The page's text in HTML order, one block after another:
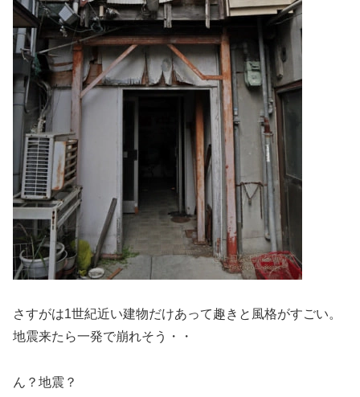
さすがは1世紀近い建物だけあって趣きと風格がすごい。
地震来たら一発で崩れそう・・
ん？地震？